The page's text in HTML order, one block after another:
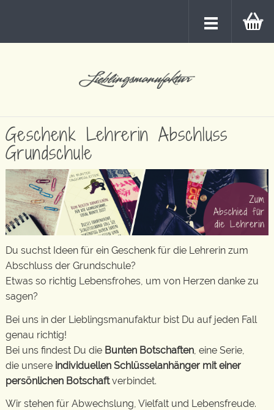
Geschenk Lehrerin Abschluss
Grundschule
Du suchst Ideen für ein Geschenk für die Lehrerin zum
Abschluss der Grundschule?
Etwas so richtig Lebensfrohes, um von Herzen danke zu
sagen?
Bei uns in der Lieblingsmanufaktur bist Du auf jeden Fall
genau richtig!
Bei uns findest Du die Bunten Botschaften , eine Serie,
die unsere individuellen Schlüsselanhänger mit einer
persönlichen Botschaftverbindet.
Wir stehen für Abwechslung, Vielfalt und Lebensfreude.